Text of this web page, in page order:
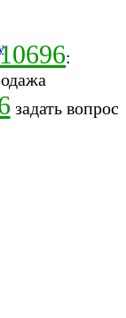
:
задать вопрос